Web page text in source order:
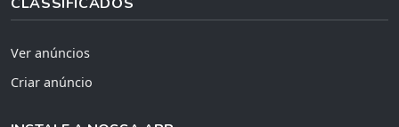
Ver anúncios
Criar anúncio